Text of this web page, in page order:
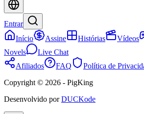
Entrar
Início
Assine Histórias Vídeos
Novels
Live Chat
Afiliados
FAQ
Política de
Copyright © 2026 - PigKing
Desenvolvido por DUCKode